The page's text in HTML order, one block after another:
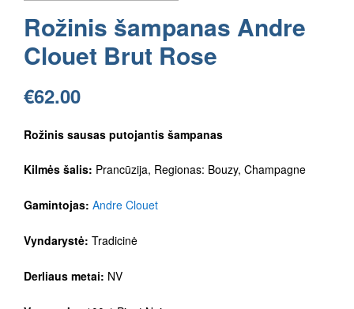
Rožinis šampanas Andre
Clouet Brut Rose
€62.00
Rožinis sausas putojantis šampanas
Kilmės šalis: Prancūzija, Regionas: Bouzy, Champagne
Gamintojas: Andre Clouet
Vyndarystė: Tradicinė
Derliaus metai: NV